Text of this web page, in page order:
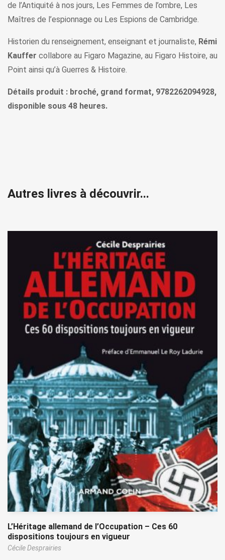
de l’Antiquité à nos jours, Les Femmes de l’ombre, Les
Maîtres de l’espionnage ou Les Espions de Cambridge.
Historien du renseignement, enseignant et journaliste, Rémi
Kauffer collabore au Figaro Magazine, au Figaro Histoire, au
Point ainsi qu’à Guerres & Histoire.
Détails produit : broché, grand format, 9782262094928,
disponible sous 48 heures.
Autres livres à découvrir...
L’Héritage allemand de l’Occupation – Ces 60
dispositions toujours en vigueur
Cécile Desprairies